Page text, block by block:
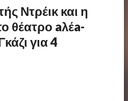
Ντρέικ και η
θέατρο aλέa-
για 4